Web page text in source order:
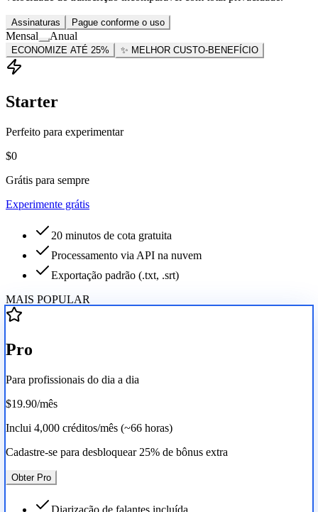
Assinaturas Pague conforme o uso
Mensal Anual
ECONOMIZE ATÉ 25% ✨ MELHOR CUSTO-BENEFÍCIO
Starter
Perfeito para experimentar
$0
Grátis para sempre
Experimente grátis
20 minutos de cota gratuita
Processamento via API na nuvem
Exportação padrão (.txt, .srt)
MAIS POPULAR
Pro
Para profissionais do dia a dia
$19.90/mês
Inclui 4,000 créditos/mês (~66 horas)
Cadastre-se para desbloquear 25% de bônus extra
Obter Pro
Diarização de falantes incluída